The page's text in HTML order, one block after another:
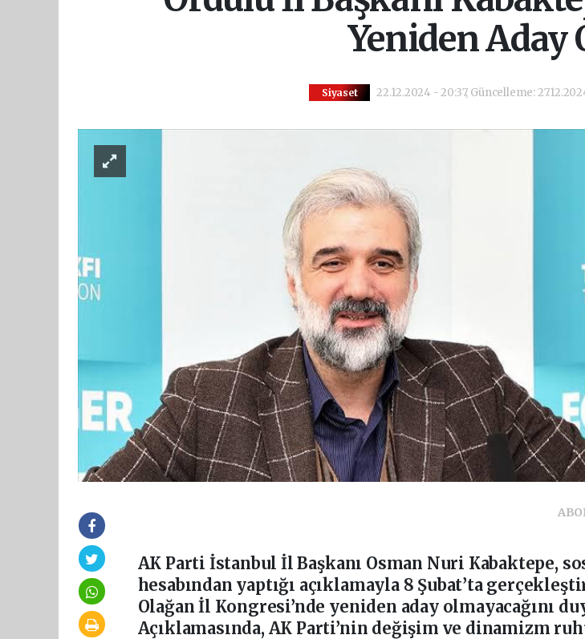
Yeniden Aday
Siyaset 22.12.2024 - 20:37, Güncelleme:
AK Parti İstanbul İl Başkanı Osman Nuri Kabaktepe,
hesabından yaptığı açıklamayla 8 Şubat’ta
Olağan İl Kongresi’nde yeniden aday olmayacağını
Açıklamasında, AK Parti’nin değişim ve dinamizm